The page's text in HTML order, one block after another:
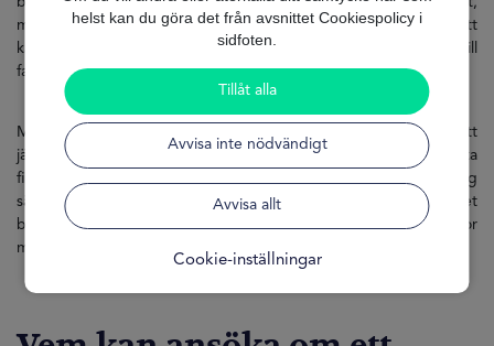
helst kan du göra det från avsnittet Cookiespolicy i
sidfoten.
Tillåt alla
Avvisa inte nödvändigt
Avvisa allt
Cookie-inställningar
månadsinkomst och kredithistorik. Därför är det avgörande att
känna till kraven, svarstider och tillgängliga alternativ om du vill
fatta bästa möjliga beslut utan att betala för mycket.
MrFinan är en expert och vänlig tjänst som specialiserar sig på att
jämföra lån från flera långivare för att hjälpa dig hitta det bästa
finansieringsalternativet, papperslöst och med fullständig
säkerhet. Du kan också ta reda på om Swedbank verkligen är det
bästa alternativet för dig eller om du kan förbättra dina villkor
med professionell hjälp.